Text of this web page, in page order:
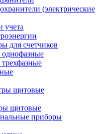
(электрические
учета
для счетчиков
щитовые
щитовые
приборы